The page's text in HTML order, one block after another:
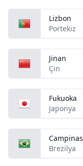
Lizbon
Portekiz
Jinan
Çin
Fukuoka
Japonya
Campinas
Brezilya